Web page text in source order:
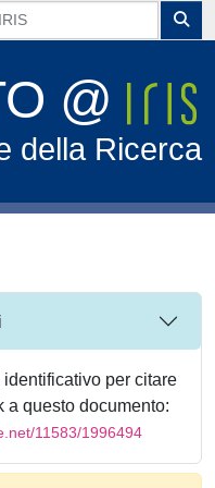
@
della Ricerca
per citare
a questo documento:
11583/1996494